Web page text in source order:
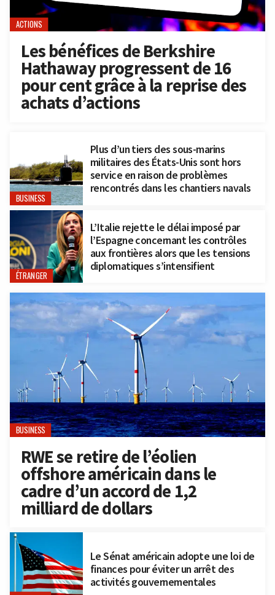
ACTIONS
Les bénéfices de Berkshire
Hathaway progressent de 16
pour cent grâce à la reprise des
achats d’actions
BUSINESS
Plus d’un tiers des sous-marins
militaires des États-Unis sont hors
service en raison de problèmes
rencontrés dans les chantiers navals
ÉTRANGER
L’Italie rejette le délai imposé par
l’Espagne concernant les contrôles
aux frontières alors que les tensions
diplomatiques s’intensifient
BUSINESS
RWE se retire de l’éolien
offshore américain dans le
cadre d’un accord de 1,2
milliard de dollars
Le Sénat américain adopte une loi de
finances pour éviter un arrêt des
activités gouvernementales